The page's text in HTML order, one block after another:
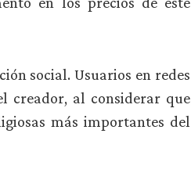
social. Usuarios en redes
creador, al considerar que
más importantes del